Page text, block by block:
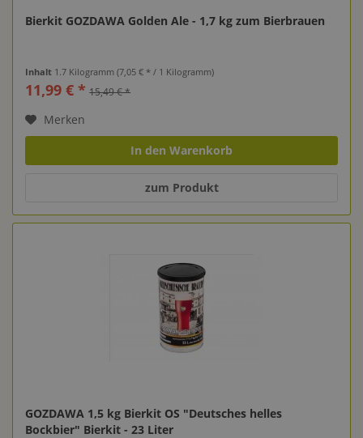
Bierkit GOZDAWA Golden Ale - 1,7 kg zum Bierbrauen
Inhalt 1.7 Kilogramm(7,05 € * / 1 Kilogramm)
11,99 € * 15,49 € *
Merken
In den Warenkorb
zum Produkt
GOZDAWA 1,5 kg Bierkit OS "Deutsches helles
Bockbier" Bierkit - 23 Liter